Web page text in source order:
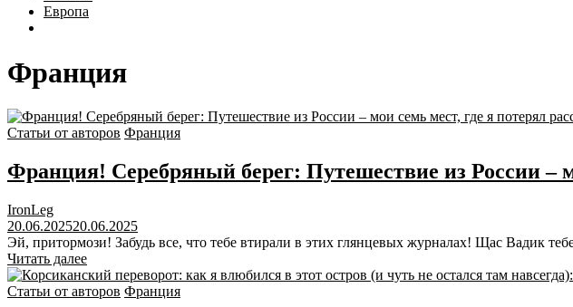
Европа
Франция
Статьи от авторов Франция
Франция! Серебряный берег: Путешествие из России –
IronLeg
20.06.202520.06.2025
Эй, притормози! Забудь все, что тебе втирали в этих глянцевых журналах! Щас Вадик
Читать далее
Статьи от авторов Франция